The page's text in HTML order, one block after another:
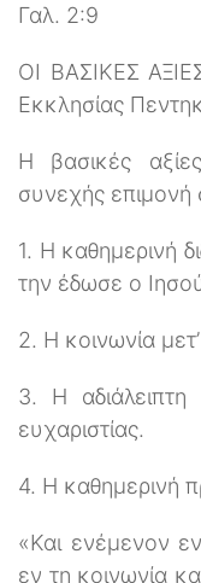
Γαλ. 2:9
ΟΙ ΒΑΣΙΚΕΣ
Εκκλησίας
Η βασικές
συνεχής επιμονή
1. Η καθημερινή
την έδωσε ο
2. Η κοινωνία
3. Η αδιάλειπτη
ευχαριστίας.
4. Η καθημερινή
«Και ενέμενον
εν τη κοινωνία